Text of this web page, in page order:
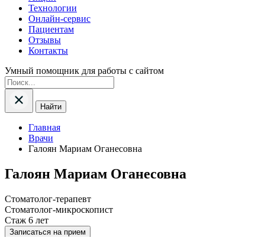
Технологии
Онлайн-сервис
Пациентам
Отзывы
Контакты
Умный помощник для работы с сайтом
Найти
Главная
Врачи
Галоян Мариам Оганесовна
Галоян Мариам Оганесовна
Стоматолог-терапевт
Стоматолог-микроскопист
Стаж 6 лет
Записаться на прием